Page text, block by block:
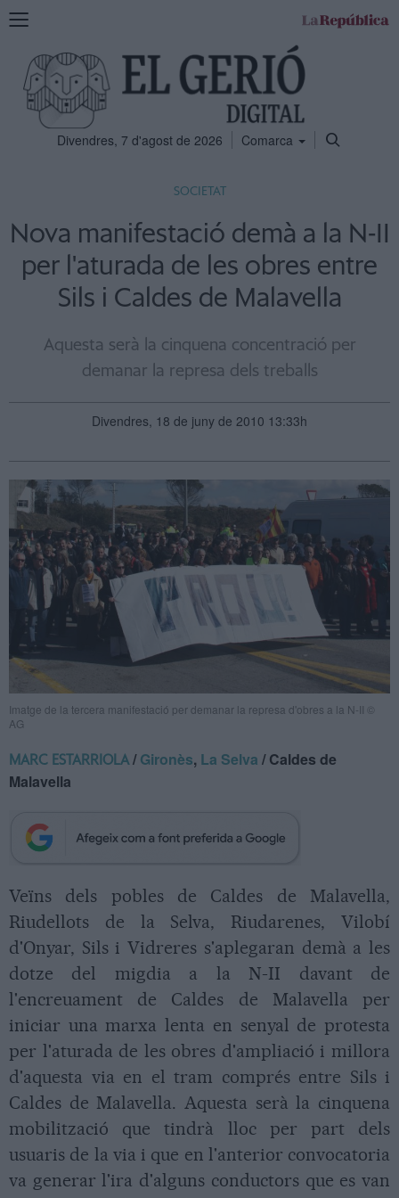
Mostra
navegació
Divendres, 7 d'agost de 2026 Comarca
SOCIETAT
Nova manifestació demà a la N-II
per l'aturada de les obres entre
Sils i Caldes de Malavella
Aquesta serà la cinquena concentració per
demanar la represa dels treballs
Divendres, 18 de juny de 2010 13:33h
Imatge de la tercera manifestació per demanar la represa d'obres a la N-II ©
AG
MARC ESTARRIOLA/Gironès, La Selva / Caldes de
Malavella
Veïns dels pobles de Caldes de Malavella,
Riudellots de la Selva, Riudarenes, Vilobí
d'Onyar, Sils i Vidreres s'aplegaran demà a les
dotze del migdia a la N-II davant de
l'encreuament de Caldes de Malavella per
iniciar una marxa lenta en senyal de protesta
per l'aturada de les obres d'ampliació i millora
d'aquesta via en el tram comprés entre Sils i
Caldes de Malavella. Aquesta serà la cinquena
mobilització que tindrà lloc per part dels
usuaris de la via i que en l'anterior convocatoria
va generar l'ira d'alguns conductors que es van